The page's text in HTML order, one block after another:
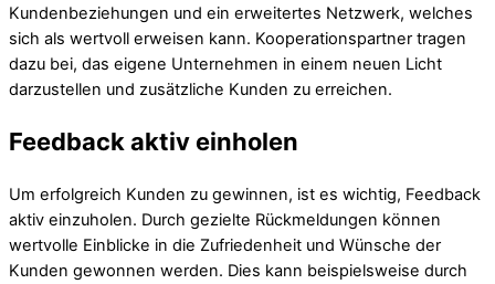
Kundenbeziehungen und ein erweitertes Netzwerk, welches
sich als wertvoll erweisen kann. Kooperationspartner tragen
dazu bei, das eigene Unternehmen in einem neuen Licht
darzustellen und zusätzliche Kunden zu erreichen.
Feedback aktiv einholen
Um erfolgreich Kunden zu gewinnen, ist es wichtig, Feedback
aktiv einzuholen. Durch gezielte Rückmeldungen können
wertvolle Einblicke in die Zufriedenheit und Wünsche der
Kunden gewonnen werden. Dies kann beispielsweise durch